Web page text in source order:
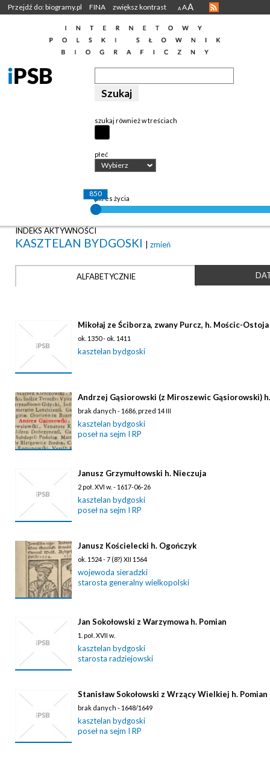
Przejdź do: biogramy.pl FINA zwiększ kontrast A AA
szukaj również w treściach
płeć
Wybierz
okres życia
850
INDEKS AKTYWNOŚCI
KASZTELAN BYDGOSKI | zmień
ALFABETYCZNIE
Mikołaj ze Ściborza, zwany Purcz, h. Mościc-Ostoja
ok. 1350 - ok. 1411
kasztelan bydgoski
Andrzej Gąsiorowski (z Miroszewic Gąsiorowski)
brak danych - 1686, przed 14 III
kasztelan bydgoski
poseł na sejm I RP
Janusz Grzymułtowski h. Nieczuja
2 poł. XVI w. - 1617-06-26
kasztelan bydgoski
poseł na sejm I RP
Janusz Kościelecki h. Ogończyk
ok. 1524 - 7 (8?) XII 1564
wojewoda sieradzki
starosta generalny wielkopolski
Jan Sokołowski z Warzymowa h. Pomian
1. poł. XVII w.
kasztelan bydgoski
starosta radziejowski
Stanisław Sokołowski z Wrzący Wielkiej h. Pomian
brak danych - 1648/1649
kasztelan bydgoski
poseł na sejm I RP